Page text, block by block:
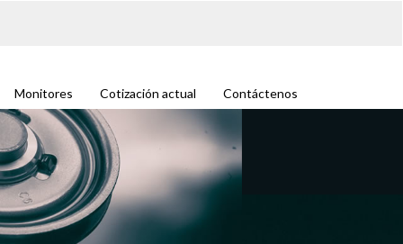
Monitores Cotización actual Contáctenos